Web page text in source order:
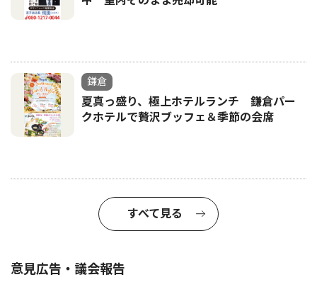
鎌倉
夏真っ盛り、極上ホテルランチ 鎌倉パー
クホテルで贅沢ブッフェ＆季節の会席
すべて見る
意見広告・議会報告